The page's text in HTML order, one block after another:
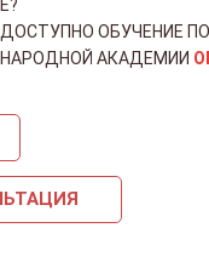
ДОСТУПНО ОБУЧЕНИЕ
АКАДЕМИИ